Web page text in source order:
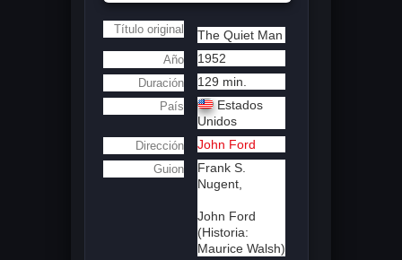
Título original The Quiet Man
Año 1952
Duración 129 min.
País
Estados
Unidos
Dirección John Ford
Guion
Frank S.
Nugent,
John Ford
(Historia:
Maurice Walsh)